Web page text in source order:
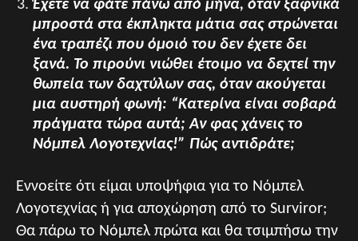
Έχετε να φάτε πάνω από μήνα, όταν ξαφνικά
μπροστά στα έκπληκτα μάτια σας στρώνεται
ένα τραπέζι που όμοιό του δεν έχετε δει
ξανά. Το πιρούνι νιώθει έτοιμο να δεχτεί την
θωπεία των δαχτύλων σας, όταν ακούγεται
μια αυστηρή φωνή: “Κατερίνα είναι σοβαρά
πράγματα τώρα αυτά; Αν φας χάνεις το
Νόμπελ Λογοτεχνίας!” Πώς αντιδράτε;
Εννοείτε ότι είμαι υποψήφια για το Νόμπελ
Λογοτεχνίας ή για αποχώρηση από το Surviror;
Θα πάρω το Νόμπελ πρώτα και θα τσιμπήσω την